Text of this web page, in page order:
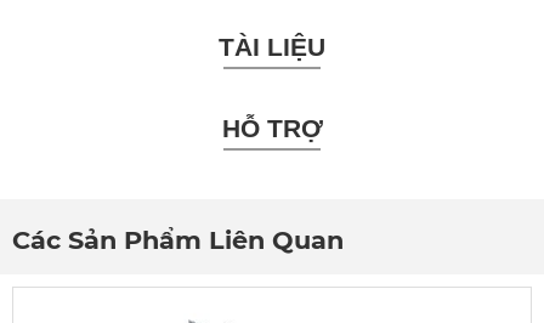
TÀI LIỆU
HỖ TRỢ
Các Sản Phẩm Liên Quan